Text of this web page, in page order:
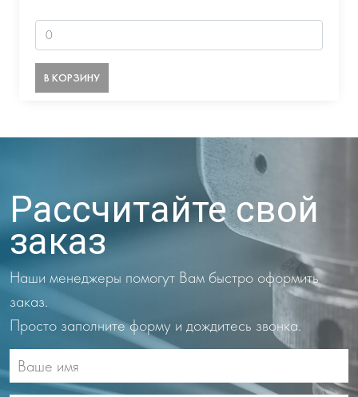
В КОРЗИНУ
Рассчитайте свой
заказ
Наши менеджеры помогут Вам быстро оформить
заказ.
Просто заполните форму и дождитесь звонка.